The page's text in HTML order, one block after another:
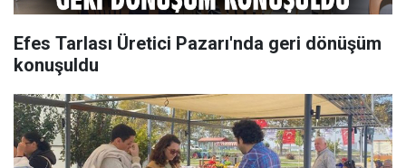
Efes Tarlası Üretici Pazarı'nda geri dönüşüm
konuşuldu